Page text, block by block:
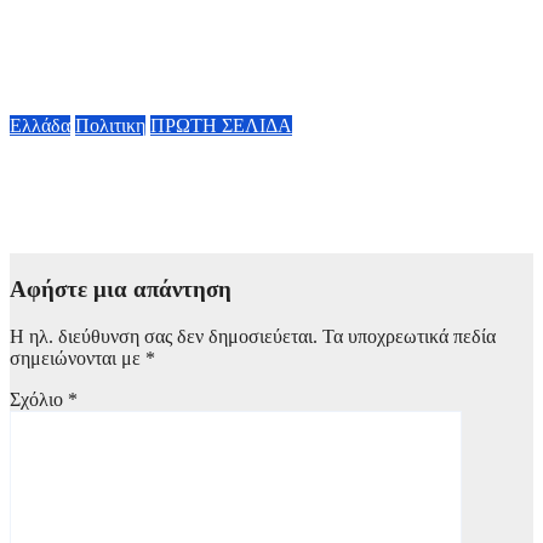
Ελλάδα Πολιτικη ΠΡΩΤΗ ΣΕΛΙΔΑ
Αφήστε μια απάντηση
Η ηλ. διεύθυνση σας δεν δημοσιεύεται. Τα υποχρεωτικά πεδία
σημειώνονται με *
Σχόλιο *